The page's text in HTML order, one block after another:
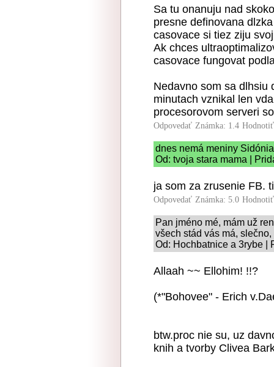
Sa tu onanuju nad
presne definovana
casovace si tiez ziju
Ak chces
casovace fungovat
Nedavno som sa dlhsiu
minutach vznikal len
procesorovom serveri
Odpovedať Známka: 1.4
dnes nemá meniny Sidónia
Od: tvoja stara mama |
ja som za zrusenie FB.
Odpovedať Známka: 5.0
Pan jméno mé, mám už
všech stád vás má,
Od: Hochbatnice a 3rybe |
Allaah ~~ Ellohim! !!?
(*"Bohovee" - Erich
btw.proc nie su, uz
knih a tvorby Clivea